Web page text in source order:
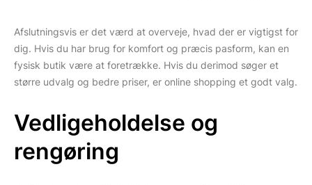
Afslutningsvis er det værd at overveje, hvad der er vigtigst for
dig. Hvis du har brug for komfort og præcis pasform, kan en
fysisk butik være at foretrække. Hvis du derimod søger et
større udvalg og bedre priser, er online shopping et godt valg.
Vedligeholdelse og
rengøring